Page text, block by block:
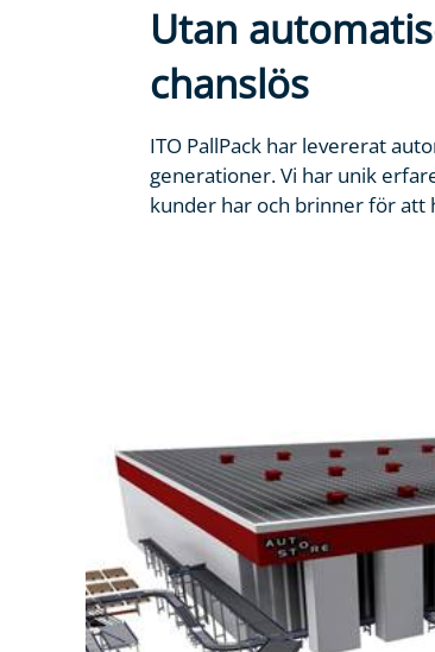
Utan
chanslös
ITO PallPack har levererat
generationer. Vi har unik
kunder har och brinner för att